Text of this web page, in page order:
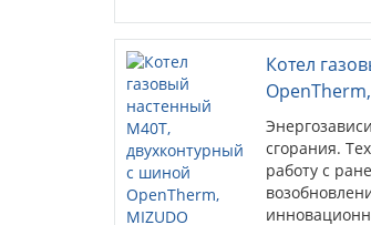
системах и
Котел
сгорания.
работу с